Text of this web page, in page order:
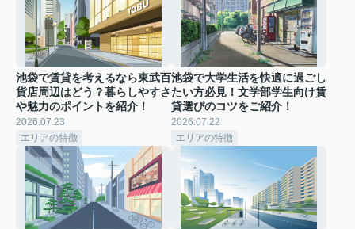
池袋で賃貸を考えるなら東武百
貨店周辺はどう？暮らしやすさ
や魅力のポイントを紹介！
2026.07.23
エリアの特徴
池袋で大学生活を快適に過ごし
たい方必見！文学部学生向け賃
貸選びのコツをご紹介！
2026.07.22
エリアの特徴